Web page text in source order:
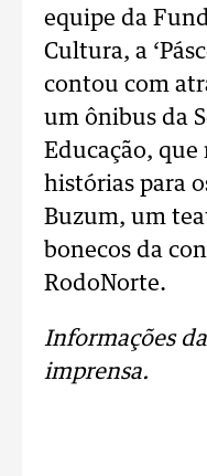
equipe da
Cultura, a
contou com
um ônibus da
Educação, que
histórias para
Buzum, um
bonecos da
RodoNorte.
Informações
imprensa.